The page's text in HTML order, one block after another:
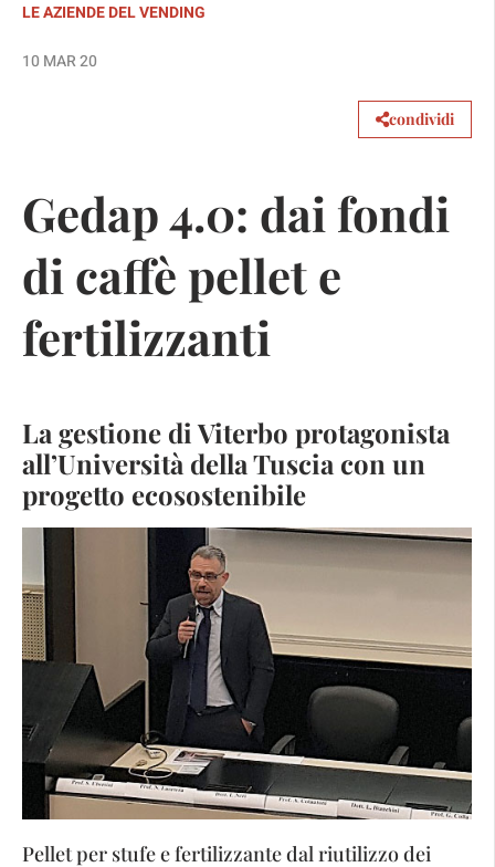
LE AZIENDE DEL VENDING
10 MAR 20
condividi
Gedap 4.0: dai fondi
di caffè pellet e
fertilizzanti
La gestione di Viterbo protagonista
all’Università della Tuscia con un
progetto ecosostenibile
Pellet per stufe e fertilizzante dal riutilizzo dei